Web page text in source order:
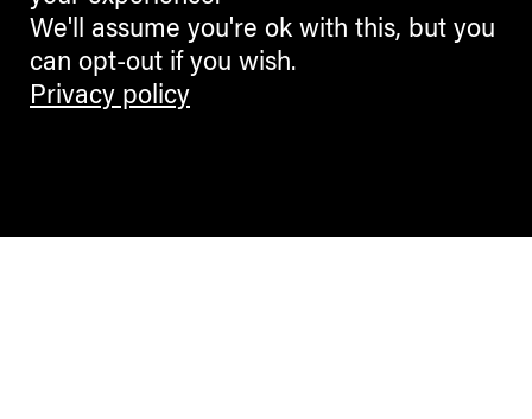
We'll assume you're ok with this, but you
can opt-out if you wish.
Privacy policy